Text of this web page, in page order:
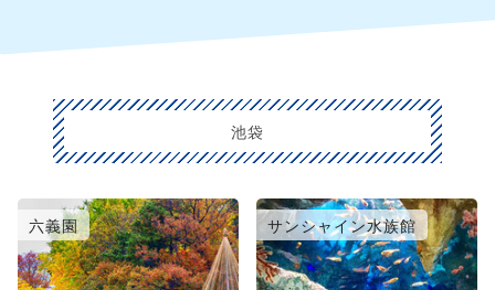
池袋
六義園 サンシャイン水族館